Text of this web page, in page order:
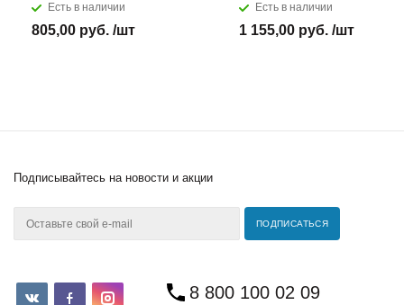
Есть в наличии
805,00 руб. /шт
Есть в наличии
1 155,00 руб. /шт
Подписывайтесь на новости и акции
8 800 100 02 09